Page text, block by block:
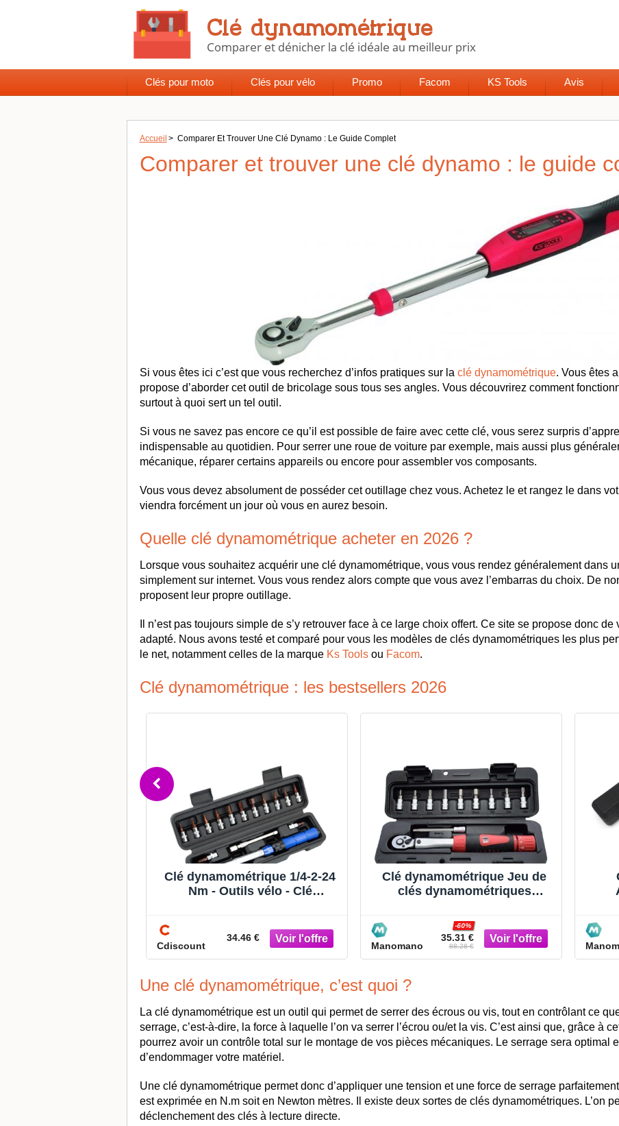
Clés pour moto Clés pour vélo Promo Facom KS Tools Avis
Accueil > Comparer Et Trouver Une Clé Dynamo : Le Guide Complet
Comparer et trouver une clé dynamo : le guide
Si vous êtes ici c’est que vous recherchez d’infos pratiques sur la clé dynamométrique. Vous êtes
propose d’aborder cet outil de bricolage sous tous ses angles. Vous découvrirez comment
surtout à quoi sert un tel outil.
Si vous ne savez pas encore ce qu’il est possible de faire avec cette clé, vous serez surpris
indispensable au quotidien. Pour serrer une roue de voiture par exemple, mais aussi plus
mécanique, réparer certains appareils ou encore pour assembler vos composants.
Vous vous devez absolument de posséder cet outillage chez vous. Achetez le et rangez le dans
viendra forcément un jour où vous en aurez besoin.
Quelle clé dynamométrique acheter en 2026 ?
Lorsque vous souhaitez acquérir une clé dynamométrique, vous vous rendez généralement dans
simplement sur internet. Vous vous rendez alors compte que vous avez l’embarras du choix. De
proposent leur propre outillage.
Il n’est pas toujours simple de s’y retrouver face à ce large choix offert. Ce site se propose donc
adapté. Nous avons testé et comparé pour vous les modèles de clés dynamométriques les plus
le net, notamment celles de la marque Ks Toolsou Facom.
Clé dynamométrique : les bestsellers 2026
Clé dynamométrique 1/4-2-24
Nm - Outils vélo - Clé
Cdiscount
34.46 €
Clé dynamométrique Jeu de
clés dynamométriques
vélo, clé dynamométrique
Manomano
35.31 €
-60%
88.28 €
Une clé dynamométrique, c’est quoi ?
La clé dynamométrique est un outil qui permet de serrer des écrous ou vis, tout en contrôlant ce
serrage, c’est-à-dire, la force à laquelle l’on va serrer l’écrou ou/et la vis. C’est ainsi que, grâce à
pourrez avoir un contrôle total sur le montage de vos pièces mécaniques. Le serrage sera optimal
d’endommager votre matériel.
Une clé dynamométrique permet donc d’appliquer une tension et une force de serrage
est exprimée en N.m soit en Newton mètres. Il existe deux sortes de clés dynamométriques. L’on
déclenchement des clés à lecture directe.